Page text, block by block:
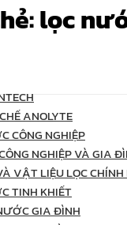
ANOLYTE
CÔNG NGHIỆP
NGHIỆP VÀ GIA
VẬT LIỆU LỌC
TINH KHIẾT
GIA ĐÌNH
lọc